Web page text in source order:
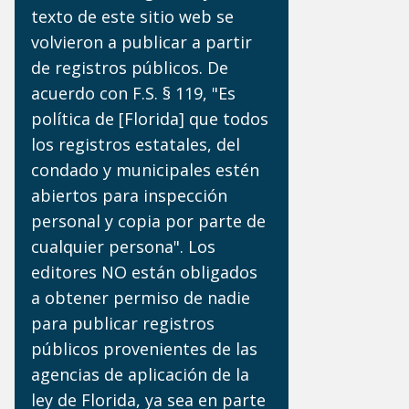
texto de este sitio web se
volvieron a publicar a partir
de registros públicos. De
acuerdo con F.S. § 119, "Es
política de [Florida] que todos
los registros estatales, del
condado y municipales estén
abiertos para inspección
personal y copia por parte de
cualquier persona". Los
editores NO están obligados
a obtener permiso de nadie
para publicar registros
públicos provenientes de las
agencias de aplicación de la
ley de Florida, ya sea en parte